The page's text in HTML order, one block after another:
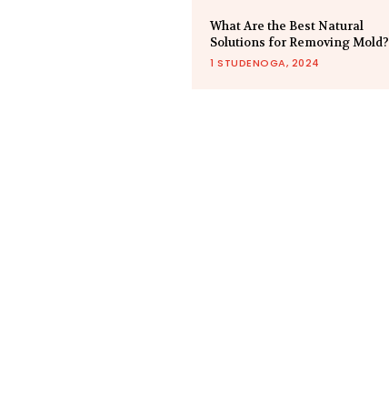
What Are the Best Natural
Solutions for Removing Mold?
1 STUDENOGA, 2024